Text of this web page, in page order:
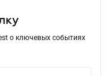
о ключевых событиях